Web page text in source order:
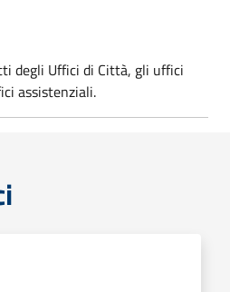
degli Uffici di Città, gli uffici
assistenziali.